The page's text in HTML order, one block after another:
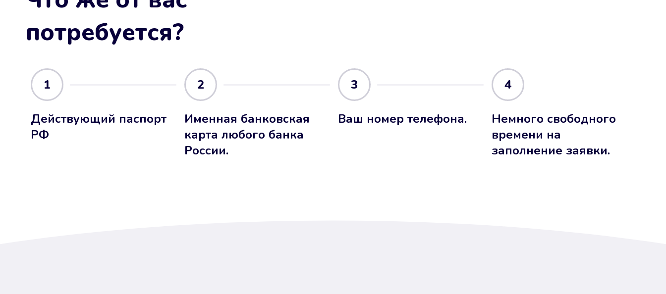
потребуется?
1
Действующий паспорт
РФ
2
Именная банковская
карта любого банка
России.
3
Ваш номер телефона.
4
Немного свободного
времени на
заполнение заявки.